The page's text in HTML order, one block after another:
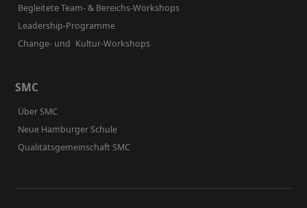
Begleitete Team- & Bereichs-Workshops
Leadership-Programme
Change- und Kultur-Workshops
SMC
Über SMC
Neue Hamburger Schule
Qualitätsgemeinschaft SMC